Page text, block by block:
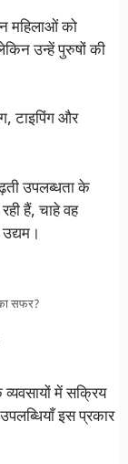
महिलाओं को
उन्हें पुरुषों की
टाइपिंग और
उपलब्धता के
हैं, चाहे वह
सफर?
में सक्रिय
इस प्रकार